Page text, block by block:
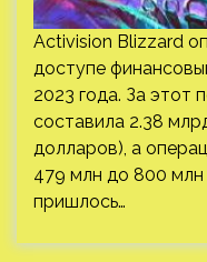
Activision Blizzard
доступе
2023 года. За этот
составила 2.38
долларов), а
479 млн до 800 млн
пришлось…